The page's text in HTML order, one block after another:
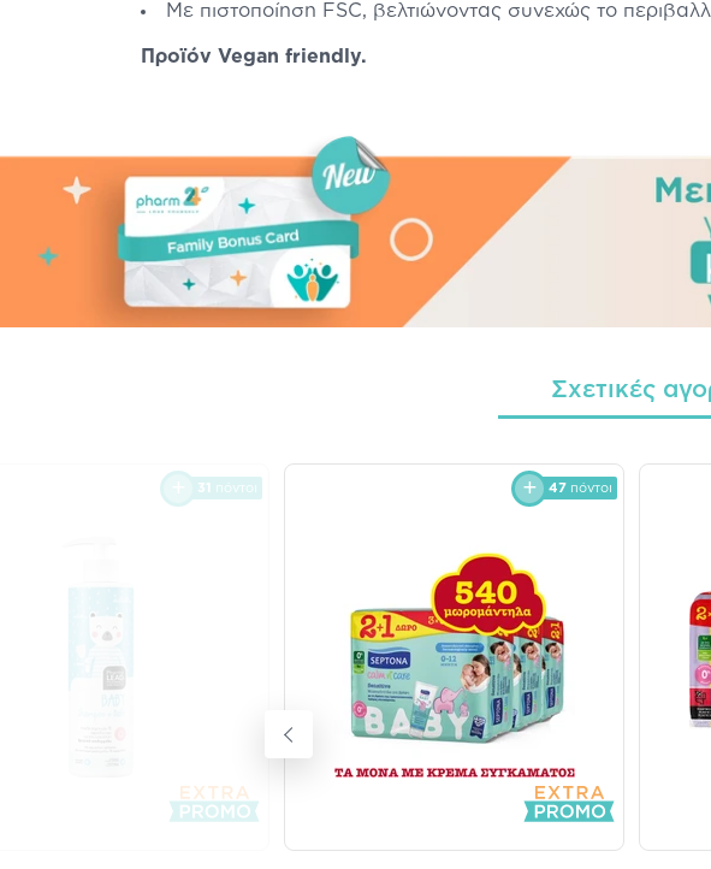
Με πιστοποίηση FSC, βελτιώνοντας συνεχώς το
Προϊόν Vegan friendly.
Σχετικές
31 πόντοι 47 πόντοι